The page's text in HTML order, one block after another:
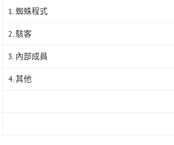
1. 蜘蛛程式
2. 駭客
3. 內部成員
4. 其他